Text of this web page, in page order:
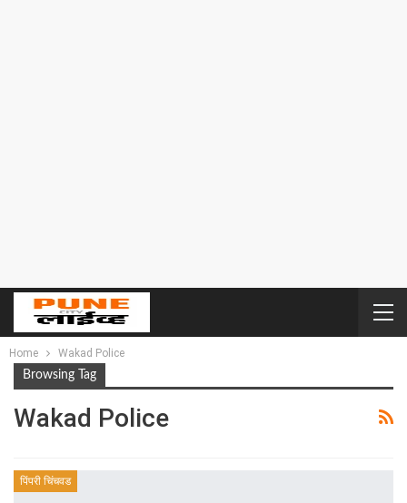
Home
Wakad Police
Browsing Tag
Wakad Police
पिंपरी चिंचवड